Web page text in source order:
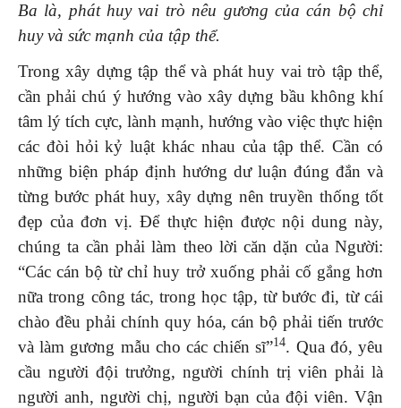
Ba là, phát huy vai trò nêu gương của cán bộ chỉ
huy và sức mạnh của tập thể.
Trong xây dựng tập thể và phát huy vai trò tập thể,
cần phải chú ý hướng vào xây dựng bầu không khí
tâm lý tích cực, lành mạnh, hướng vào việc thực hiện
các đòi hỏi kỷ luật khác nhau của tập thể. Cần có
những biện pháp định hướng dư luận đúng đắn và
từng bước phát huy, xây dựng nên truyền thống tốt
đẹp của đơn vị. Để thực hiện được nội dung này,
chúng ta cần phải làm theo lời căn dặn của Người:
“Các cán bộ từ chỉ huy trở xuống phải cố gắng hơn
nữa trong công tác, trong học tập, từ bước đi, từ cái
chào đều phải chính quy hóa, cán bộ phải tiến trước
và làm gương mẫu cho các chiến sĩ”14. Qua đó, yêu
cầu người đội trưởng, người chính trị viên phải là
người anh, người chị, người bạn của đội viên. Vận